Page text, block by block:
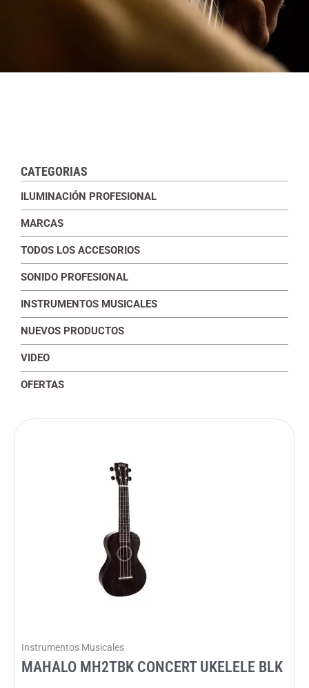
CATEGORIAS
ILUMINACIÓN PROFESIONAL
MARCAS
TODOS LOS ACCESORIOS
SONIDO PROFESIONAL
INSTRUMENTOS MUSICALES
NUEVOS PRODUCTOS
VIDEO
OFERTAS
Instrumentos Musicales
MAHALO MH2TBK CONCERT UKELELE BLK